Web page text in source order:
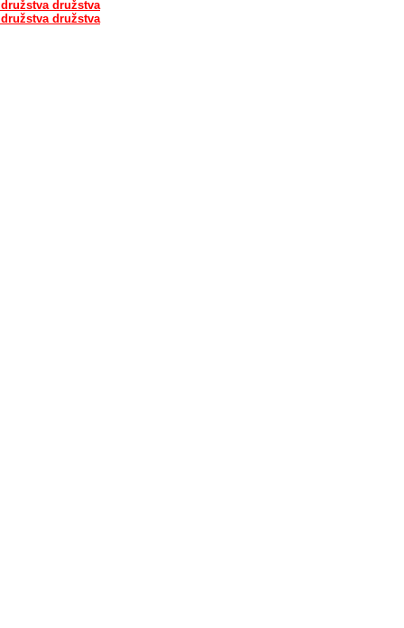
družstva
družstva